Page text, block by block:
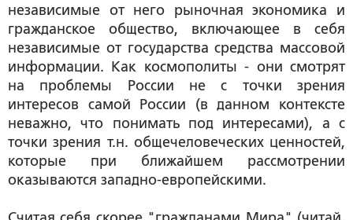
независимые от него рыночная экономика и
гражданское общество, включающее в себя
независимые от государства средства массовой
информации. Как космополиты - они смотрят
на проблемы России не с точки зрения
интересов самой России (в данном контексте
неважно, что понимать под интересами), а с
точки зрения т.н. общечеловеческих ценностей,
которые при ближайшем рассмотрении
оказываются западно-европейскими.